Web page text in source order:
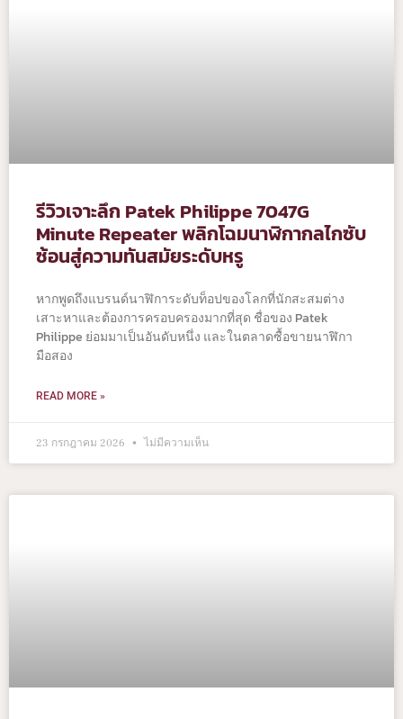
รีวิวเจาะลึก Patek Philippe 7047G
Minute Repeater พลิกโฉมนาฬิกากลไกซับ
ซ้อนสู่ความทันสมัยระดับหรู
หากพูดถึงแบรนด์นาฬิการะดับท็อปของโลกที่นักสะสมต่าง
เสาะหาและต้องการครอบครองมากที่สุด ชื่อของ Patek
Philippe ย่อมมาเป็นอันดับหนึ่ง และในตลาดซื้อขายนาฬิกา
มือสอง
READ MORE »
23 กรกฎาคม 2026 ไม่มีความเห็น